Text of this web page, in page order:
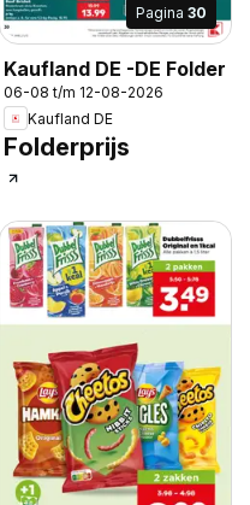
Pagina 30
Kaufland DE -DE Folder
06-08 t/m 12-08-2026
Kaufland DE
Folderprijs